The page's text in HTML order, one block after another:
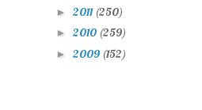
► 2011 (250)
► 2010 (259)
► 2009 (152)